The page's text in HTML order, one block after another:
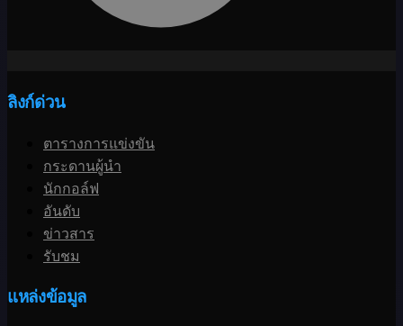
ลิงก์ด่วน
ตารางการแข่งขัน
กระดานผู้นำ
นักกอล์ฟ
อันดับ
ข่าวสาร
รับชม
แหล่งข้อมูล